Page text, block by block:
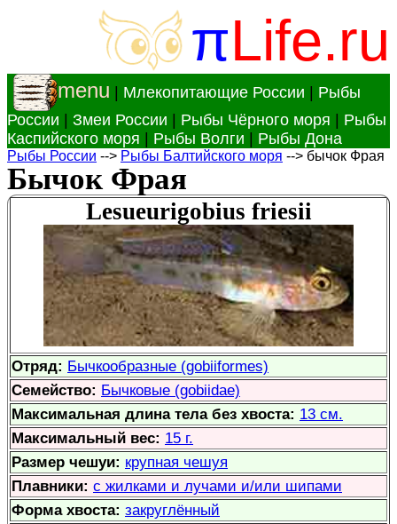
πLife.ru
menu Млекопитающие России
Рыбы
России
Змеи России Рыбы Чёрного моря
Рыбы
Каспийского моря
Рыбы Волги Рыбы Дона
Рыбы России --> Рыбы Балтийского моря --> бычок Фрая
Бычок Фрая
Lesueurigobius friesii
Отряд: Бычкообразные (gobiiformes)
Семейство: Бычковые (gobiidae)
Максимальная длина тела без хвоста: 13 см.
Максимальный вес: 15 г.
Размер чешуи: крупная чешуя
Плавники: с жилками и лучами и/или шипами
Форма хвоста: закруглённый